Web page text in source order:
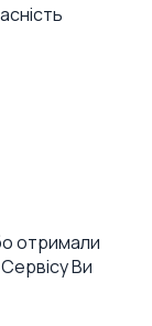
отримали
Ви